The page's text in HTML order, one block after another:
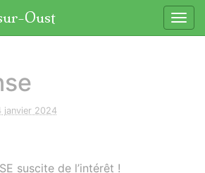
Oust
janvier 2024
suscite de l’intérêt !
cookies